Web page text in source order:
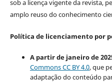
sob a licença vigente da revista,
amplo reuso do conhecimento
Política de licenciamento por
A partir de janeiro de
Commons CC BY 4.0, que
adaptação do conteúdo